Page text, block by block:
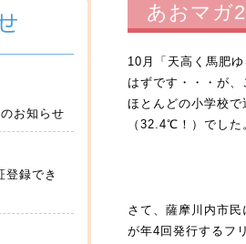
あおマガ
10月「天高く馬肥
はずです・・・が
ほとんどの小学校
（32.4℃！）でした
さて、薩摩川内市
が年4回発行するフ
お知らせ
登録でき